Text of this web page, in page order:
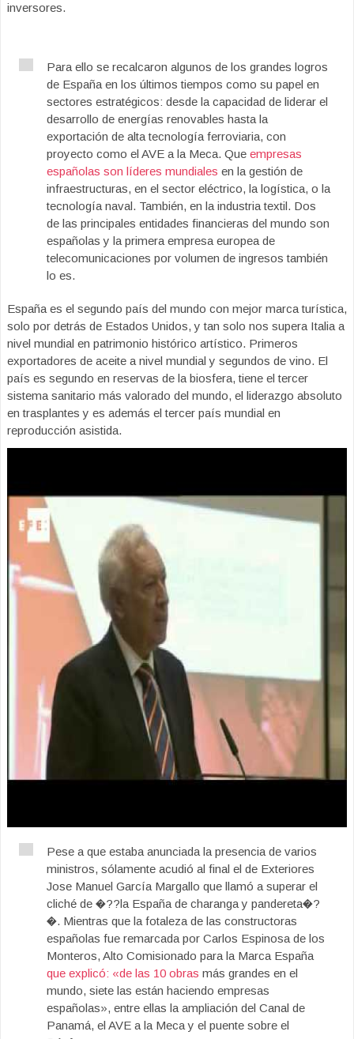
inversores.
Para ello se recalcaron algunos de los grandes logros
de España en los últimos tiempos como su papel en
sectores estratégicos: desde la capacidad de liderar el
desarrollo de energías renovables hasta la
exportación de alta tecnología ferroviaria, con
proyecto como el AVE a la Meca. Que empresas
españolas son líderes mundiales en la gestión de
infraestructuras, en el sector eléctrico, la logística, o la
tecnología naval. También, en la industria textil. Dos
de las principales entidades financieras del mundo son
españolas y la primera empresa europea de
telecomunicaciones por volumen de ingresos también
lo es.
España es el segundo país del mundo con mejor marca turística,
solo por detrás de Estados Unidos, y tan solo nos supera Italia a
nivel mundial en patrimonio histórico artístico. Primeros
exportadores de aceite a nivel mundial y segundos de vino. El
país es segundo en reservas de la biosfera, tiene el tercer
sistema sanitario más valorado del mundo, el liderazgo absoluto
en trasplantes y es además el tercer país mundial en
reproducción asistida.
Pese a que estaba anunciada la presencia de varios
ministros, sólamente acudió al final el de Exteriores
Jose Manuel García Margallo que llamó a superar el
cliché de �??la España de charanga y pandereta�?
�. Mientras que la fotaleza de las constructoras
españolas fue remarcada por Carlos Espinosa de los
Monteros, Alto Comisionado para la Marca España
que explicó: «de las 10 obras más grandes en el
mundo, siete las están haciendo empresas
españolas», entre ellas la ampliación del Canal de
Panamá, el AVE a la Meca y el puente sobre el